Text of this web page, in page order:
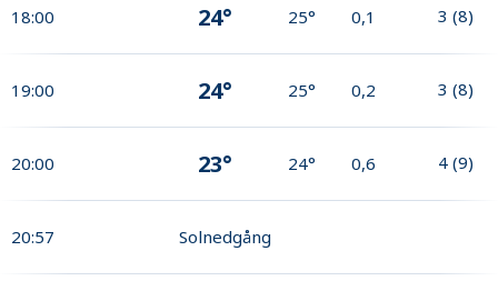
18:00 24° 25° 0,1 3 (8)
19:00 24° 25° 0,2 3 (8)
20:00 23° 24° 0,6 4 (9)
20:57 Solnedgång